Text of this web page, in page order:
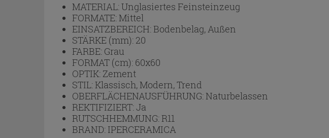
MATERIAL:Unglasiertes Feinsteinzeug
FORMATE:Mittel
EINSATZBEREICH:Bodenbelag, Außen
STÄRKE (mm): 20
FARBE: Grau
FORMAT (cm): 60x60
OPTIK: Zement
STIL:Klassisch, Modern, Trend
OBERFLÄCHENAUSFÜHRUNG:Naturbelassen
REKTIFIZIERT:Ja
RUTSCHHEMMUNG:R11
BRAND: IPERCERAMICA